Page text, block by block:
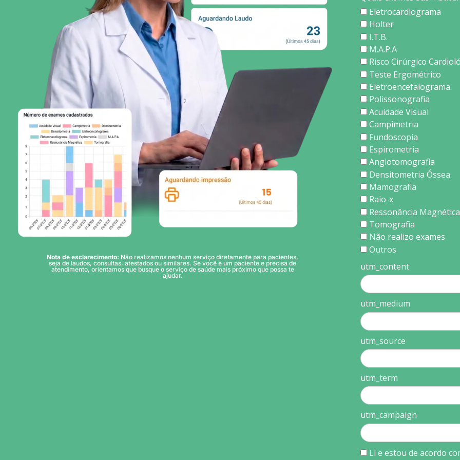
Nota de esclarecimento: Não realizamos nenhum serviço diretamente para pacientes,
seja de laudos, consultas, atestados ou similares. Se você é um paciente e precisa de
atendimento, orientamos que busque o serviço de saúde mais próximo que possa te
ajudar.
Eletrocardiograma
Holter
I.T.B.
M.A.P.A
Risco Cirúrgico
Teste Ergométrico
Eletroencefalograma
Polissonografia
Acuidade Visual
Campimetria
Fundoscopia
Espirometria
Angiotomografia
Densitometria Óssea
Mamografia
Raio-x
Ressonância Magnética
Tomografia
Não realizo exames
Outros
utm_content
utm_medium
utm_source
utm_term
utm_campaign
Li e estou de acordo